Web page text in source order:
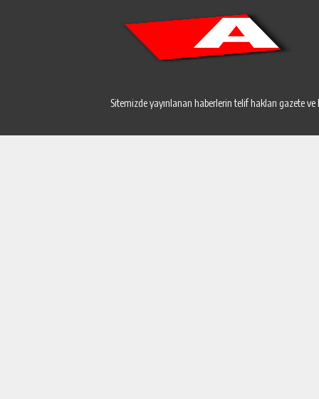
Sitemizde yayınlanan haberlerin telif hakları gazete